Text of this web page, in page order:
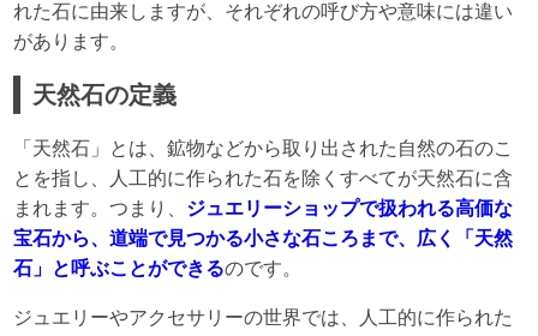
れた石に由来しますが、それぞれの呼び方や意味には違い
があります。
天然石の定義
「天然石」とは、鉱物などから取り出された自然の石のこ
とを指し、人工的に作られた石を除くすべてが天然石に含
まれます。つまり、 ジュエリーショップで扱われる高価な
宝石から、道端で見つかる小さな石ころまで、広く「天然
石」と呼ぶことができるのです。
ジュエリーやアクセサリーの世界では、人工的に作られた